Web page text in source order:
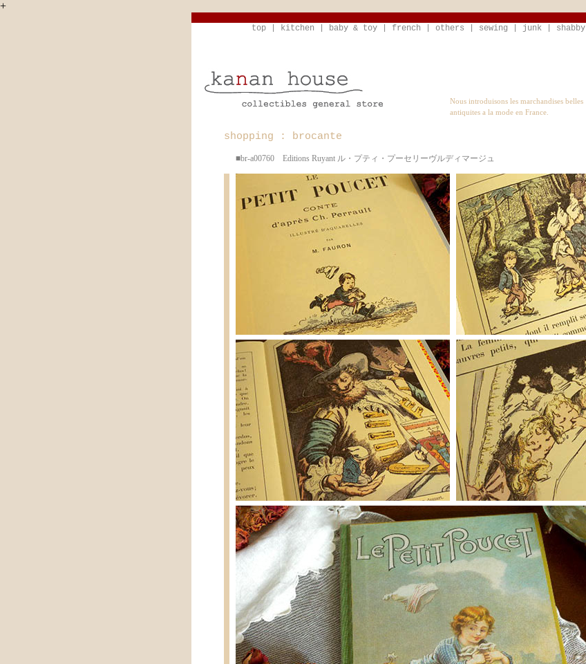
+
top kitchen baby & toy french others sewing junk shabby
Nous introduisons les marchandises belles
antiquites a la mode en France.
shopping : brocante
■br-a00760 Editions Ruyant ル・プティ・プーセリーヴルディマージュ